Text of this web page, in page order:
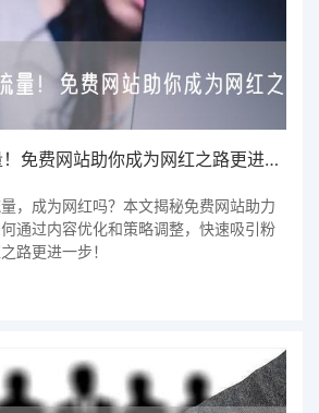
轻松提升抖音流量！免费网站助你成为网红之路更进一步
，成为网红吗？本文揭秘免费网站助力
通过内容优化和策略调整，快速吸引粉
路更进一步！